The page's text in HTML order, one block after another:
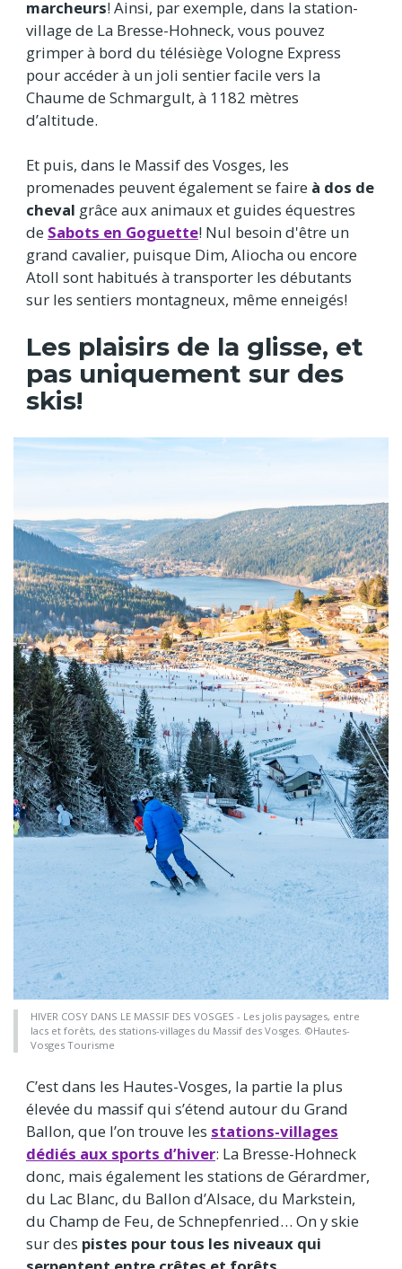
marcheurs! Ainsi, par exemple, dans la station-
village de La Bresse-Hohneck, vous pouvez
grimper à bord du télésiège Vologne Express
pour accéder à un joli sentier facile vers la
Chaume de Schmargult, à 1182 mètres
d’altitude.
Et puis, dans le Massif des Vosges, les
promenades peuvent également se faire à dos de
cheval grâce aux animaux et guides équestres
de Sabots en Goguette! Nul besoin d'être un
grand cavalier, puisque Dim, Aliocha ou encore
Atoll sont habitués à transporter les débutants
sur les sentiers montagneux, même enneigés!
Les plaisirs de la glisse, et
pas uniquement sur des
skis!
HIVER COSY DANS LE MASSIF DES VOSGES - Les jolis paysages, entre
lacs et forêts, des stations-villages du Massif des Vosges. ©Hautes-
Vosges Tourisme
C’est dans les Hautes-Vosges, la partie la plus
élevée du massif qui s’étend autour du Grand
Ballon, que l’on trouve les stations-villages
dédiés aux sports d’hiver: La Bresse-Hohneck
donc, mais également les stations de Gérardmer,
du Lac Blanc, du Ballon d’Alsace, du Markstein,
du Champ de Feu, de Schnepfenried… On y skie
sur des pistes pour tous les niveaux qui